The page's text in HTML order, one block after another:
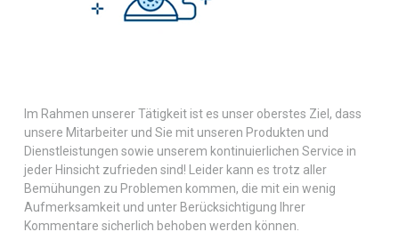
Im Rahmen unserer Tätigkeit ist es unser oberstes Ziel, dass
unsere Mitarbeiter und Sie mit unseren Produkten und
Dienstleistungen sowie unserem kontinuierlichen Service in
jeder Hinsicht zufrieden sind! Leider kann es trotz aller
Bemühungen zu Problemen kommen, die mit ein wenig
Aufmerksamkeit und unter Berücksichtigung Ihrer
Kommentare sicherlich behoben werden können.